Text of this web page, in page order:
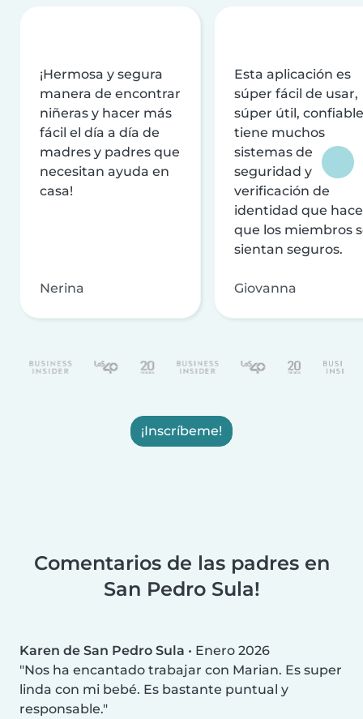
¡Hermosa y segura
manera de encontrar
niñeras y hacer más
fácil el día a día de
madres y padres que
necesitan ayuda en
casa!
Nerina
Esta aplicación es
súper fácil de usar,
súper útil,
tiene muchos
sistemas de
seguridad y
verificación de
identidad que
que los miembros
sientan seguros.
Giovanna
¡Inscríbeme!
Comentarios de las padres en
San Pedro Sula!
Karen de San Pedro Sula • Enero 2026
Nos ha encantado trabajar con Marian. Es super
linda con mi bebé. Es bastante puntual y
responsable.